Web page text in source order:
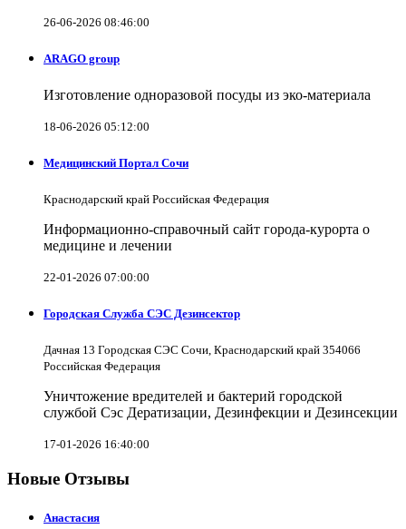
26-06-2026 08:46:00
ARAGO group
Изготовление одноразовой посуды из эко-материала
18-06-2026 05:12:00
Медицинский Портал Сочи
Краснодарский край Российская Федерация
Информационно-справочный сайт города-курорта о
медицине и лечении
22-01-2026 07:00:00
Городская Служба СЭС Дезинсектор
Дачная 13 Городская СЭС Сочи, Краснодарский край 354066
Российская Федерация
Уничтожение вредителей и бактерий городской
службой Сэс Дератизации, Дезинфекции и Дезинсекции
17-01-2026 16:40:00
Новые Отзывы
Анастасия